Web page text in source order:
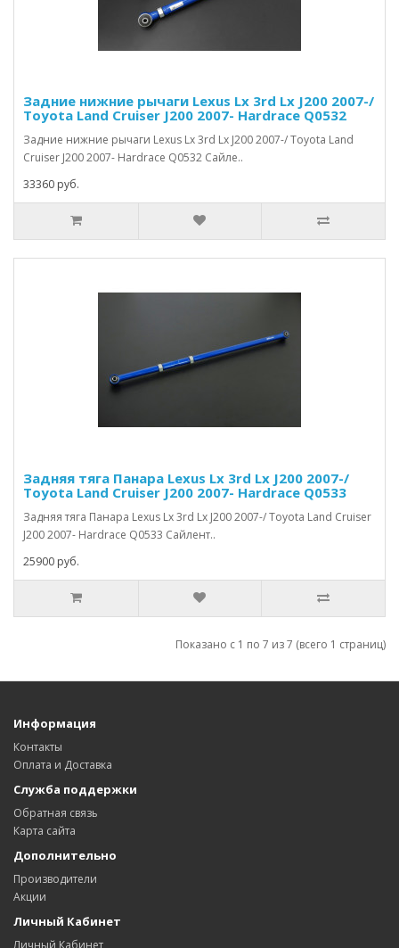
Задние нижние рычаги Lexus Lx 3rd Lx J200 2007-/
Toyota Land Cruiser J200 2007- Hardrace Q0532
Задние нижние рычаги Lexus Lx 3rd Lx J200 2007-/ Toyota Land
Cruiser J200 2007- Hardrace Q0532 Сайле..
33360 руб.
Задняя тяга Панара Lexus Lx 3rd Lx J200 2007-/
Toyota Land Cruiser J200 2007- Hardrace Q0533
Задняя тяга Панара Lexus Lx 3rd Lx J200 2007-/ Toyota Land Cruiser
J200 2007- Hardrace Q0533 Сайлент..
25900 руб.
Показано с 1 по 7 из 7 (всего 1 страниц)
Информация
Контакты
Оплата и Доставка
Служба поддержки
Обратная связь
Карта сайта
Дополнительно
Производители
Акции
Личный Кабинет
Личный Кабинет